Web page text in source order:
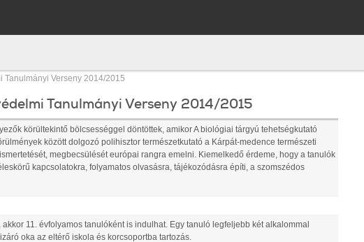
Verseny 2014/2015
Tanulmányi Verseny 2014/2015
körültekintő bölcsességgel döntöttek, amikor A biológiai tárgyú tehetségkutató
között dolgozó polihisztor természetkutató a Kárpát-medence természeti
megbecsülését európai rangra emelni. Kiemelkedő érdeme, hogy a tanulók
kapcsolatokra, folyamatos olvasásra, tájékozódásra építi, a szomszédos
11. évfolyamos tanulóként is indulhat. Egy tanuló legfeljebb két alkalommal
oka az eltérő iskola és korcsoportba tartozás.